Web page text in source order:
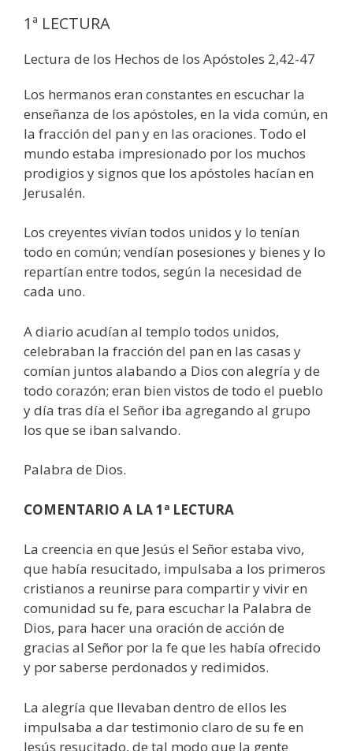
1ª LECTURA
Lectura de los Hechos de los Apóstoles 2,42-47
Los hermanos eran constantes en escuchar la
enseñanza de los apóstoles, en la vida común, en
la fracción del pan y en las oraciones. Todo el
mundo estaba impresionado por los muchos
prodigios y signos que los apóstoles hacían en
Jerusalén.
Los creyentes vivían todos unidos y lo tenían
todo en común; vendían posesiones y bienes y lo
repartían entre todos, según la necesidad de
cada uno.
A diario acudían al templo todos unidos,
celebraban la fracción del pan en las casas y
comían juntos alabando a Dios con alegría y de
todo corazón; eran bien vistos de todo el pueblo
y día tras día el Señor iba agregando al grupo
los que se iban salvando.
Palabra de Dios.
COMENTARIO A LA 1ª LECTURA
La creencia en que Jesús el Señor estaba vivo,
que había resucitado, impulsaba a los primeros
cristianos a reunirse para compartir y vivir en
comunidad su fe, para escuchar la Palabra de
Dios, para hacer una oración de acción de
gracias al Señor por la fe que les había ofrecido
y por saberse perdonados y redimidos.
La alegría que llevaban dentro de ellos les
impulsaba a dar testimonio claro de su fe en
Jesús resucitado, de tal modo que la gente